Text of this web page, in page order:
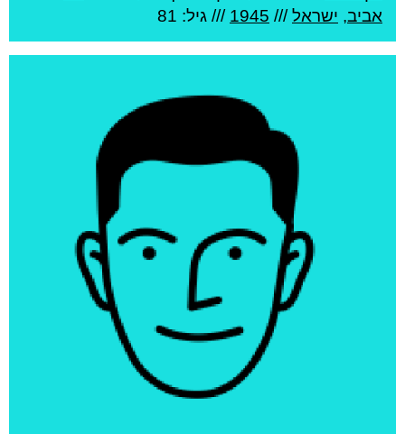
אביב, ישראל///
1945 /// גיל: 81